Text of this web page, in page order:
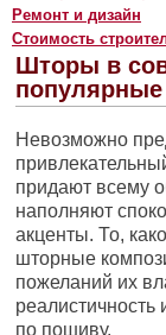
Ремонт и дизайн
Стоимость
Шторы в
Невозможно
придают всему
наполняют
акценты. То,
шторные
пожеланий их
по пошиву.